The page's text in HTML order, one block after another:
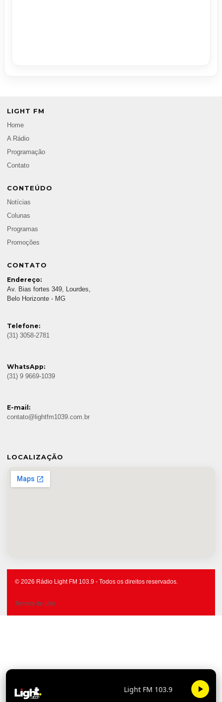
LIGHT FM
Home
A Rádio
Programação
Contato
CONTEÚDO
Notícias
Colunas
Programas
Promoções
CONTATO
Endereço:
Av. Bias fortes 349, Lourdes,
Belo Horizonte - MG
Telefone:
(31) 3058-2781
WhatsApp:
(31) 9 9669-1039
E-mail:
contato@lightfm1039.com.br
LOCALIZAÇÃO
© 2026 Rádio Light FM 103.9 - Todos os direitos reservados.
Termos de Uso
Light FM 103.9